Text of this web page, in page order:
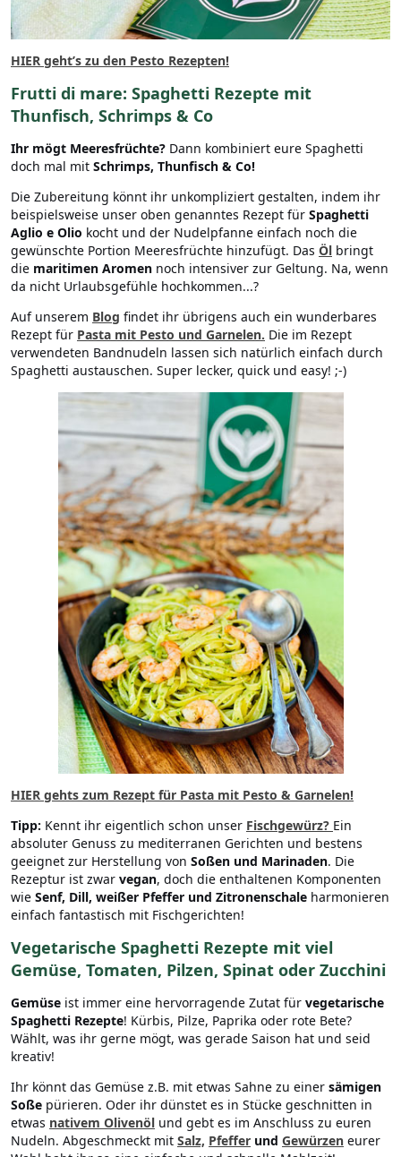
HIER geht’s zu den Pesto Rezepten!
Frutti di mare: Spaghetti Rezepte mit
Thunfisch, Schrimps & Co
Ihr mögt Meeresfrüchte? Dann kombiniert eure Spaghetti
doch mal mit Schrimps, Thunfisch & Co!
Die Zubereitung könnt ihr unkompliziert gestalten, indem ihr
beispielsweise unser oben genanntes Rezept für Spaghetti
Aglio e Olio kocht und der Nudelpfanne einfach noch die
gewünschte Portion Meeresfrüchte hinzufügt. Das Öl bringt
die maritimen Aromen noch intensiver zur Geltung. Na, wenn
da nicht Urlaubsgefühle hochkommen...?
Auf unserem Blog findet ihr übrigens auch ein wunderbares
Rezept für Pasta mit Pesto und Garnelen. Die im Rezept
verwendeten Bandnudeln lassen sich natürlich einfach durch
Spaghetti austauschen. Super lecker, quick und easy! ;-)
HIER gehts zum Rezept für Pasta mit Pesto & Garnelen!
Tipp: Kennt ihr eigentlich schon unser Fischgewürz? Ein
absoluter Genuss zu mediterranen Gerichten und bestens
geeignet zur Herstellung von Soßen und Marinaden. Die
Rezeptur ist zwar vegan, doch die enthaltenen Komponenten
wie Senf, Dill, weißer Pfeffer und Zitronenschale harmonieren
einfach fantastisch mit Fischgerichten!
Vegetarische Spaghetti Rezepte mit viel
Gemüse, Tomaten, Pilzen, Spinat oder Zucchini
Gemüse ist immer eine hervorragende Zutat für vegetarische
Spaghetti Rezepte! Kürbis, Pilze, Paprika oder rote Bete?
Wählt, was ihr gerne mögt, was gerade Saison hat und seid
kreativ!
Ihr könnt das Gemüse z.B. mit etwas Sahne zu einer sämigen
Soße pürieren. Oder ihr dünstet es in Stücke geschnitten in
etwas nativem Olivenöl und gebt es im Anschluss zu euren
Nudeln. Abgeschmeckt mit Salz, Pfeffer und Gewürzen eurer